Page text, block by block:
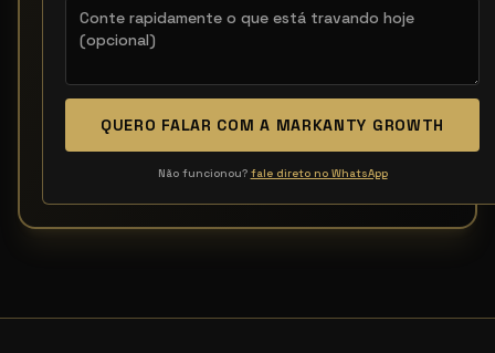
QUERO FALAR COM A MARKANTY GROWTH
Não funcionou? fale direto no WhatsApp